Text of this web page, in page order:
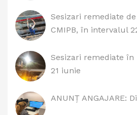
Sesizari remediate
CMIPB, în intervalul
Sesizari remediate în
21 iunie
ANUNȚ ANGAJARE: